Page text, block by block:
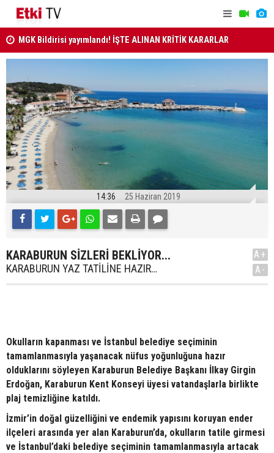
MGK Bildirisi yayımlandı! İŞTE ALINAN KRİTİK KARARLAR
ANAYASA MAHKEMESİ KARARLARI R. GAZETE'DE..
14:36 25 Haziran 2019
KARABURUN SİZLERİ BEKLİYOR...
KARABURUN YAZ TATİLİNE HAZIR…
A+
A-
Okulların kapanması ve İstanbul belediye seçiminin
tamamlanmasıyla yaşanacak nüfus yoğunluğuna hazır
olduklarını söyleyen Karaburun Belediye Başkanı İlkay Girgin
Erdoğan, Karaburun Kent Konseyi üyesi vatandaşlarla birlikte
plaj temizliğine katıldı.
İzmir’in doğal güzelliğini ve endemik yapısını koruyan ender
ilçeleri arasında yer alan Karaburun’da, okulların tatile girmesi
ve İstanbul’daki belediye seçiminin tamamlanmasıyla artacak